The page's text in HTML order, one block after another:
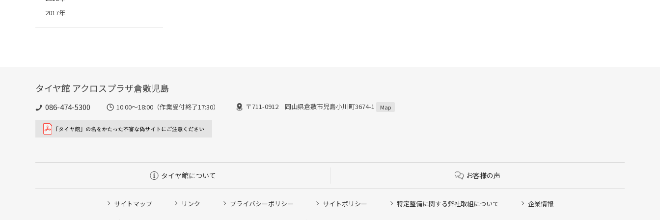
2017年
タイヤ館 アクロスプラザ倉敷児島
086-474-5300 10:00〜18:00（作業受付終了17:30） 〒711-0912 岡山県倉敷市児島小川町3674-1 Map
タイヤ館について お客様の声
サイトマップ リンク プライバシーポリシー サイトポリシー 特定整備に関する弊社取組について 企業情報
タイヤ点検・安全点検/タイヤ履き替え/オイル交換/その他ピット作業の予約